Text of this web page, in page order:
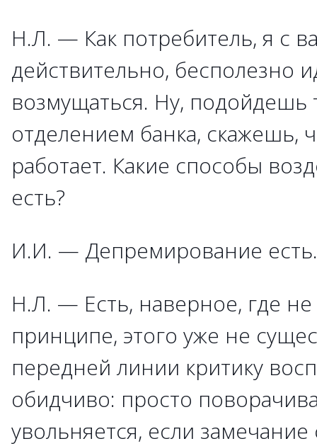
Н.Л. — Как потребитель, я с
действительно, бесполезно
возмущаться. Ну,
отделением банка, скажешь,
работает. Какие способы
есть?
И.И. — Депремирование есть.
Н.Л. — Есть, наверное, где
принципе, этого уже не
передней линии критику
обидчиво: просто
увольняется, если замечание